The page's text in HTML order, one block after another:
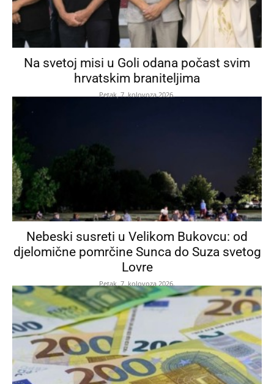
Na svetoj misi u Goli odana počast svim
hrvatskim braniteljima
Petak, 7. kolovoza 2026.
Nebeski susreti u Velikom Bukovcu: od
djelomične pomrčine Sunca do Suza svetog
Lovre
Petak, 7. kolovoza 2026.